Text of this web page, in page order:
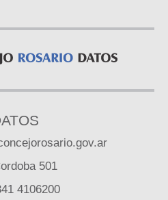
501
4106200